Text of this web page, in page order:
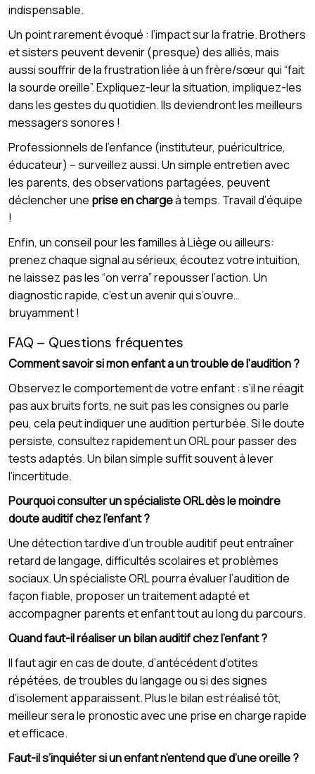
indispensable.
Un point rarement évoqué : l’impact sur la fratrie. Brothers
et sisters peuvent devenir (presque) des alliés, mais
aussi souffrir de la frustration liée à un frère/sœur qui “fait
la sourde oreille”. Expliquez-leur la situation, impliquez-les
dans les gestes du quotidien. Ils deviendront les meilleurs
messagers sonores !
Professionnels de l’enfance (instituteur, puéricultrice,
éducateur) – surveillez aussi. Un simple entretien avec
les parents, des observations partagées, peuvent
déclencher une prise en chargeà temps. Travail d’équipe
!
Enfin, un conseil pour les familles à Liège ou ailleurs:
prenez chaque signal au sérieux, écoutez votre intuition,
ne laissez pas les “on verra” repousser l’action. Un
diagnostic rapide, c’est un avenir qui s’ouvre…
bruyamment !
FAQ – Questions fréquentes
Comment savoir si mon enfant a un trouble de l'audition ?
Observez le comportement de votre enfant : s’il ne réagit
pas aux bruits forts, ne suit pas les consignes ou parle
peu, cela peut indiquer une audition perturbée. Si le doute
persiste, consultez rapidement un ORL pour passer des
tests adaptés. Un bilan simple suffit souvent à lever
l’incertitude.
Pourquoi consulter un spécialiste ORL dès le moindre
doute auditif chez l’enfant ?
Une détection tardive d’un trouble auditif peut entraîner
retard de langage, difficultés scolaires et problèmes
sociaux. Un spécialiste ORL pourra évaluer l’audition de
façon fiable, proposer un traitement adapté et
accompagner parents et enfant tout au long du parcours.
Quand faut-il réaliser un bilan auditif chez l’enfant ?
Il faut agir en cas de doute, d’antécédent d’otites
répétées, de troubles du langage ou si des signes
d’isolement apparaissent. Plus le bilan est réalisé tôt,
meilleur sera le pronostic avec une prise en charge rapide
et efficace.
Faut-il s’inquiéter si un enfant n’entend que d’une oreille ?